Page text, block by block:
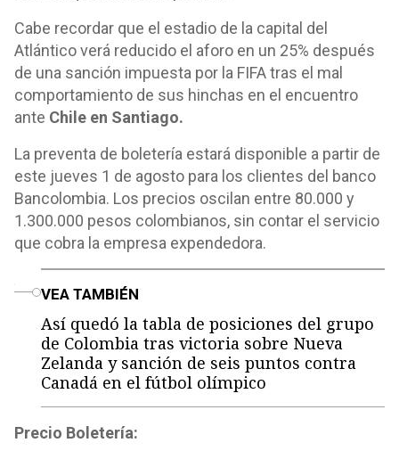
Cabe recordar que el estadio de la capital del
Atlántico verá reducido el aforo en un 25% después
de una sanción impuesta por la FIFA tras el mal
comportamiento de sus hinchas en el encuentro
ante Chile en Santiago.
La preventa de boletería estará disponible a partir de
este jueves 1 de agosto para los clientes del banco
Bancolombia. Los precios oscilan entre 80.000 y
1.300.000 pesos colombianos, sin contar el servicio
que cobra la empresa expendedora.
VEA TAMBIÉN
Así quedó la tabla de posiciones del grupo
de Colombia tras victoria sobre Nueva
Zelanda y sanción de seis puntos contra
Canadá en el fútbol olímpico
Precio Boletería: